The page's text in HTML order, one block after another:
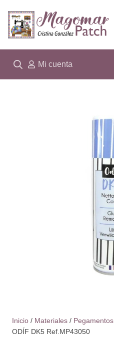
Mi cuenta
Inicio / Materiales / Pegamentos
ODÍF DK5 Ref.MP43050